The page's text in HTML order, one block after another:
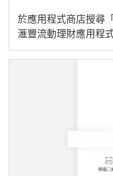
於應用程式商店搜尋
滙豐流動理財應用程